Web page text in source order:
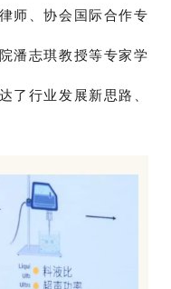
师、协会国际合作专
潘志琪教授等专家学
了行业发展新思路、